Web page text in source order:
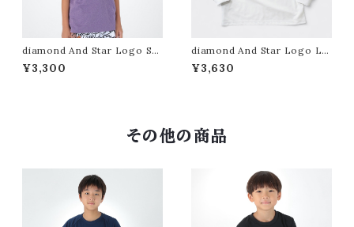
diamond And Star Logo S/
S Cool Tee（Mix Purple）
¥3,300
diamond And Star Logo L/
S Cool Tee（White）
¥3,630
その他の商品